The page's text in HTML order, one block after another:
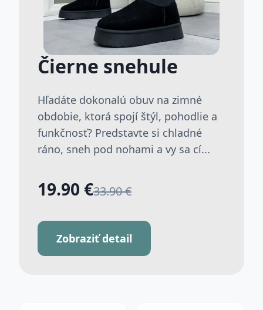
Čierne snehule
Hľadáte dokonalú obuv na zimné
obdobie, ktorá spojí štýl, pohodlie a
funkčnosť? Predstavte si chladné
ráno, sneh pod nohami a vy sa cí...
19.90 €33.90 €
Zobraziť detail